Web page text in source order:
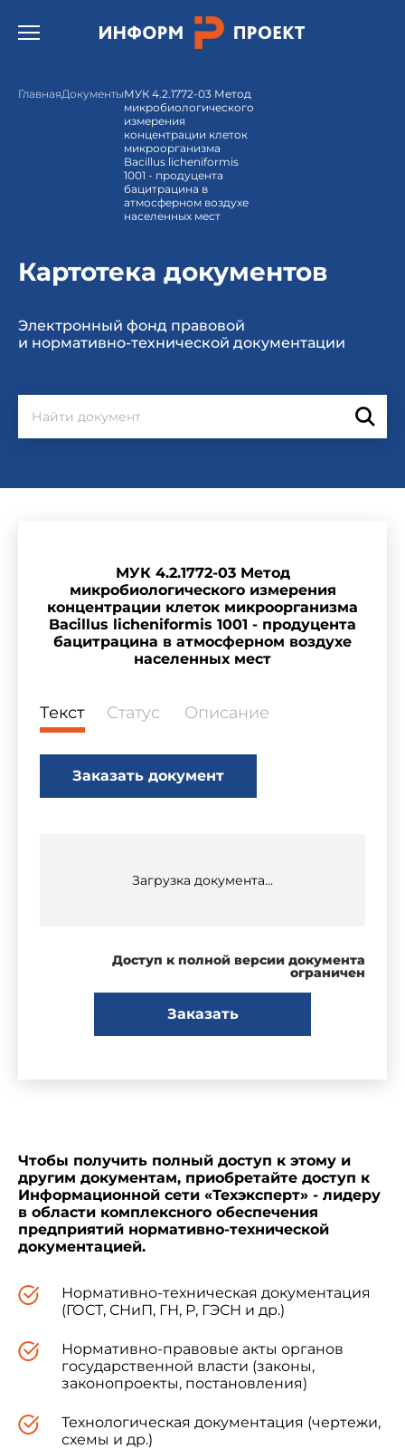
Открыть бургер меню.
ГлавнаяДокументыМУК 4.2.1772-03 Метод
микробиологического
измерения
концентрации клеток
микроорганизма
Bacillus licheniformis
1001 - продуцента
бацитрацина в
атмосферном воздухе
населенных мест
Картотека документов
Электронный фонд правовой
и нормативно-технической документации
МУК 4.2.1772-03 Метод
микробиологического измерения
концентрации клеток микроорганизма
Bacillus licheniformis 1001 - продуцента
бацитрацина в атмосферном воздухе
населенных мест
Текст Статус Описание
Заказать документ
Загрузка документа...
Доступ к полной версии документа
ограничен
Заказать
Чтобы получить полный доступ к этому и
другим документам, приобретайте доступ к
Информационной сети «Техэксперт» - лидеру
в области комплексного обеспечения
предприятий нормативно-технической
документацией.
Нормативно-техническая документация
(ГОСТ, СНиП, ГН, Р, ГЭСН и др.)
Нормативно-правовые акты органов
государственной власти (законы,
законопроекты, постановления)
Технологическая документация (чертежи,
схемы и др.)